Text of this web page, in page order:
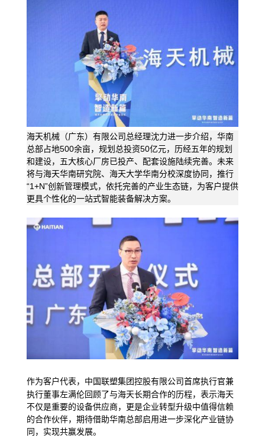
海天机械（广东）有限公司总经理沈力进一步介绍，华南
总部占地500余亩，规划总投资50亿元，历经五年的规划
和建设，五大核心厂房已投产、配套设施陆续完善。未来
将与海天华南研究院、海天大学华南分校深度协同，推行
“1+N”创新管理模式，依托完善的产业生态链，为客户提供
更具个性化的一站式智能装备解决方案。
作为客户代表， 中国联塑集团控股有限公司首席执行官兼
执行董事左满伦回顾了与海天长期合作的历程，表示海天
不仅是重要的设备供应商，更是企业转型升级中值得信赖
的合作伙伴，期待借助华南总部启用进一步深化产业链协
同，实现共赢发展。